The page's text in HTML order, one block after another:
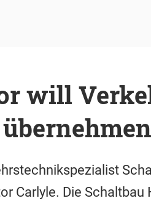
will
Carlyle. Die